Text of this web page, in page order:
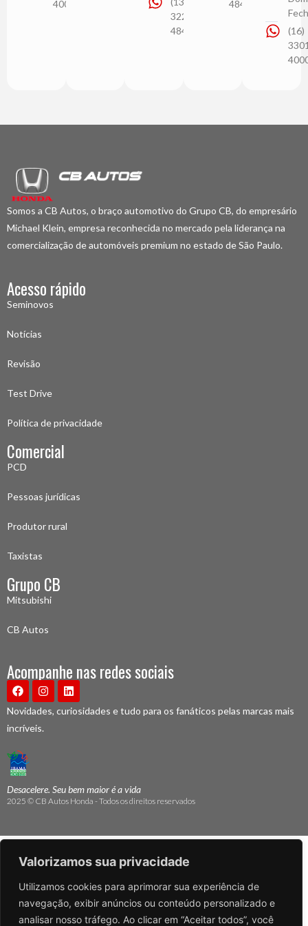
Valorizamos sua privacidade
Utilizamos cookies para aprimorar sua experiência de
navegação, exibir anúncios ou conteúdo personalizado e
analisar nosso tráfego. Ao clicar em “Aceitar todos”, você
4000
3228-
4848
4848
(16)
Somos a CB Autos, o braço automotivo do Grupo CB, do empresário
Michael Klein, empresa reconhecida no mercado pela liderança na
comercialização de automóveis premium no estado de São Paulo.
Acesso rápido
Seminovos
Notícias
Revisão
Test Drive
Política de privacidade
Comercial
PCD
Pessoas jurídicas
Produtor rural
Taxistas
Grupo CB
Mitsubishi
CB Autos
Acompanhe nas redes sociais
Novidades, curiosidades e tudo para os fanáticos pelas marcas mais
incríveis.
Desacelere. Seu bem maior é a vida
2025 © CB Autos Honda - Todos os direitos reservados